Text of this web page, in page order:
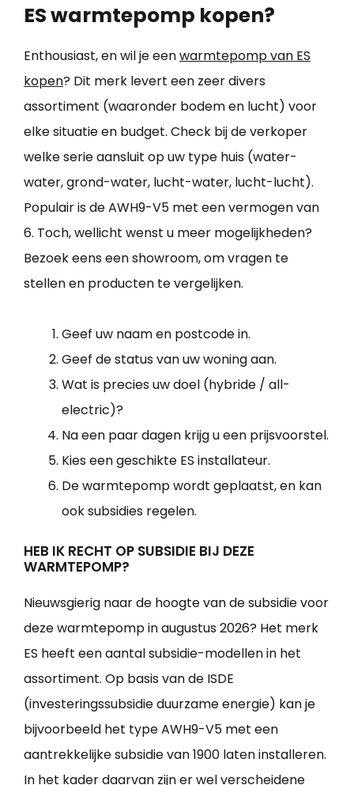
ES warmtepomp kopen?
Enthousiast, en wil je eenwarmtepomp van ES
kopen? Dit merk levert een zeer divers
assortiment (waaronder bodem en lucht) voor
elke situatie en budget. Check bij de verkoper
welke serie aansluit op uw type huis (water-
water, grond-water, lucht-water, lucht-lucht).
Populair is de AWH9-V5 met een vermogen van
6. Toch, wellicht wenst u meer mogelijkheden?
Bezoek eens een showroom, om vragen te
stellen en producten te vergelijken.
Geef uw naam en postcode in.
Geef de status van uw woning aan.
Wat is precies uw doel (hybride / all-
electric)?
Na een paar dagen krijg u een prijsvoorstel.
Kies een geschikte ES installateur.
De warmtepomp wordt geplaatst, en kan
ook subsidies regelen.
HEB IK RECHT OP SUBSIDIE BIJ DEZE
WARMTEPOMP?
Nieuwsgierig naar de hoogte van de subsidie voor
deze warmtepomp in augustus 2026? Het merk
ES heeft een aantal subsidie-modellen in het
assortiment. Op basis van de ISDE
(investeringssubsidie duurzame energie) kan je
bijvoorbeeld het type AWH9-V5 met een
aantrekkelijke subsidie van 1900 laten installeren.
In het kader daarvan zijn er wel verscheidene